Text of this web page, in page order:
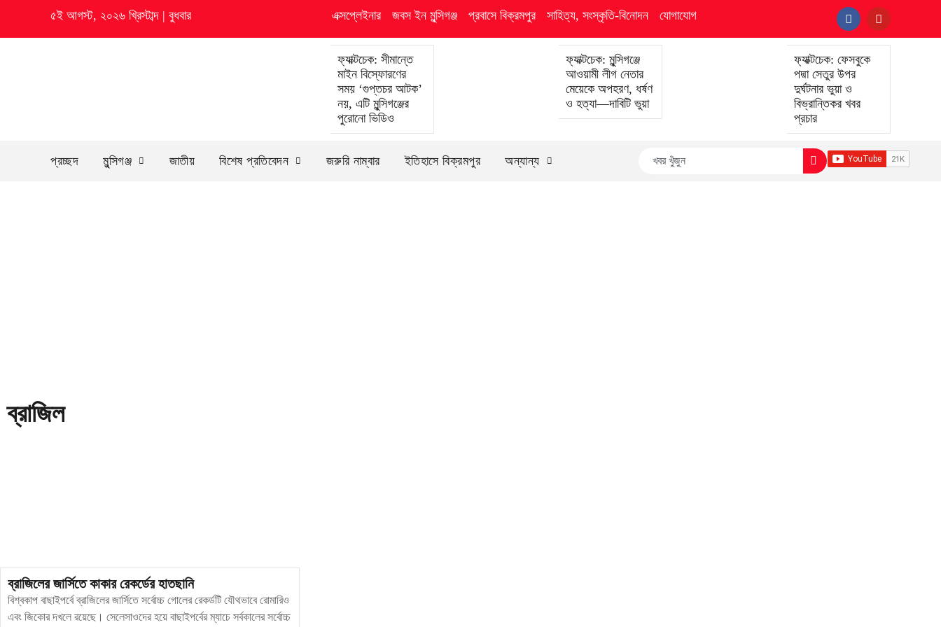
৫ই আগস্ট, ২০২৬ খ্রিস্টাব্দ | বুধবার এক্সপ্লেইনার জবস ইন মুন্সিগঞ্জ প্রবাসে বিক্রমপুর সাহিত্য, সংস্কৃতি-বিনোদন যোগাযোগ
ফ্যাক্টচেক: সীমান্তে
মাইন বিস্ফোরণের
সময় ‘গুপ্তচর আটক’
নয়, এটি মুন্সিগঞ্জের
পুরোনো ভিডিও
ফ্যাক্টচেক: মুন্সিগঞ্জে
আওয়ামী লীগ নেতার
মেয়েকে অপহরণ, ধর্ষণ
ও হত্যা—দাবিটি ভুয়া
ফ্যাক্টচেক: ফেসবুকে
পদ্মা সেতুর উপর
দুর্ঘটনার ভুয়া ও
বিভ্রান্তিকর খবর
প্রচার
প্রচ্ছদ মুন্সিগঞ্জ জাতীয় বিশেষ প্রতিবেদন জরুরি নাম্বার ইতিহাসে বিক্রমপুর অন্যান্য
ব্রাজিল
ব্রাজিলের জার্সিতে কাকার রেকর্ডের হাতছানি
বিশ্বকাপ বাছাইপর্বে ব্রাজিলের জার্সিতে সর্বোচ্চ গোলের রেকর্ডটি যৌথভাবে রোমারিও
এবং জিকোর দখলে রয়েছে। সেলেসাওদের হয়ে বাছাইপর্বের ম্যাচে সর্বকালের সর্বোচ্চ